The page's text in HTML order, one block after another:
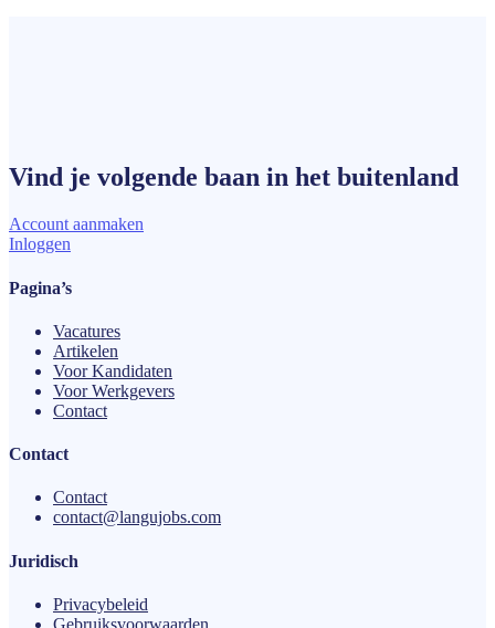
Vind je volgende baan in het buitenland
Account aanmaken
Inloggen
Pagina’s
Vacatures
Artikelen
Voor Kandidaten
Voor Werkgevers
Contact
Contact
Contact
contact@langujobs.com
Juridisch
Privacybeleid
Gebruiksvoorwaarden